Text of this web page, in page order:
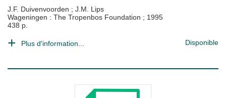
J.F. Duivenvoorden ; J.M. Lips
Wageningen : The Tropenbos Foundation ; 1995
438 p.
Plus d'information... Disponible